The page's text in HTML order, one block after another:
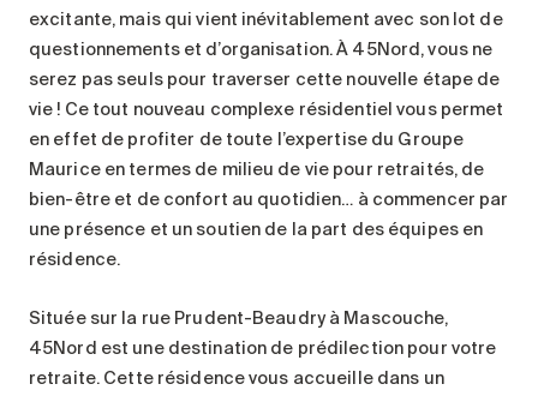
excitante, mais qui vient inévitablement avec son lot de
questionnements et d’organisation. À 45Nord, vous ne
serez pas seuls pour traverser cette nouvelle étape de
vie ! Ce tout nouveau complexe résidentiel vous permet
en effet de profiter de toute l’expertise du Groupe
Maurice en termes de milieu de vie pour retraités, de
bien-être et de confort au quotidien… à commencer par
une présence et un soutien de la part des équipes en
résidence.
Située sur la rue Prudent-Beaudry à Mascouche,
45Nord est une destination de prédilection pour votre
retraite. Cette résidence vous accueille dans un